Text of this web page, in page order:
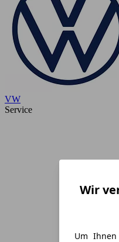
VW
Service
Wir
Um